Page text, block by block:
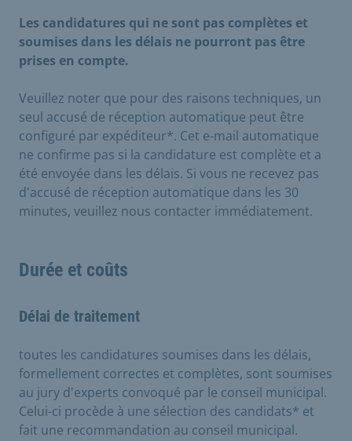
Les candidatures qui ne sont pas complètes et
soumises dans les délais ne pourront pas être
prises en compte.
Veuillez noter que pour des raisons techniques, un
seul accusé de réception automatique peut être
configuré par expéditeur*. Cet e-mail automatique
ne confirme pas si la candidature est complète et a
été envoyée dans les délais. Si vous ne recevez pas
d'accusé de réception automatique dans les 30
minutes, veuillez nous contacter immédiatement.
Durée et coûts
Délai de traitement
toutes les candidatures soumises dans les délais,
formellement correctes et complètes, sont soumises
au jury d'experts convoqué par le conseil municipal.
Celui-ci procède à une sélection des candidats* et
fait une recommandation au conseil municipal.